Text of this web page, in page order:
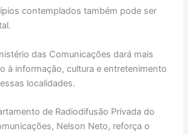
contemplados também pode ser
das Comunicações dará mais
à informação, cultura e entretenimento
localidades.
de Radiodifusão Privada do
Nelson Neto, reforça o